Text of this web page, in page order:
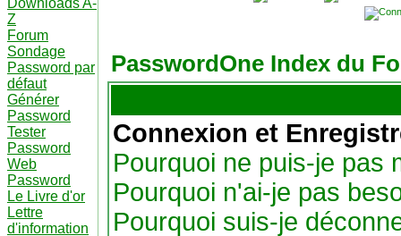
Downloads A-
Z
Forum
Sondage
Password par
défaut
Générer
Password
Tester
Password
Web
Password
Le Livre d'or
Lettre
d'information
PasswordOne Index du
Connexion et
Pourquoi ne puis-je pas
Pourquoi n'ai-je pas
Pourquoi suis-je